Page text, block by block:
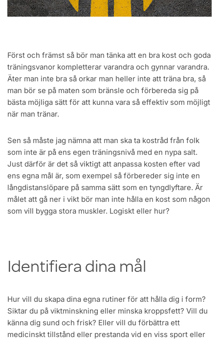
Först och främst så bör man tänka att en bra kost och goda
träningsvanor kompletterar varandra och gynnar varandra.
Äter man inte bra så orkar man heller inte att träna bra, så
man bör se på maten som bränsle och förbereda sig på
bästa möjliga sätt för att kunna vara så effektiv som möjligt
när man tränar.
Sen så måste jag nämna att man ska ta kostråd från folk
som inte är på ens egen träningsnivå med en nypa salt.
Just därför är det så viktigt att anpassa kosten efter vad
ens egna mål är, som exempel så förbereder sig inte en
långdistanslöpare på samma sätt som en tyngdlyftare. Är
målet att gå ner i vikt bör man inte hålla en kost som någon
som vill bygga stora muskler. Logiskt eller hur?
Identifiera dina mål
Hur vill du skapa dina egna rutiner för att hålla dig i form?
Siktar du på viktminskning eller minska kroppsfett? Vill du
känna dig sund och frisk? Eller vill du förbättra ett
medicinskt tillstånd eller prestanda vid en viss sport eller